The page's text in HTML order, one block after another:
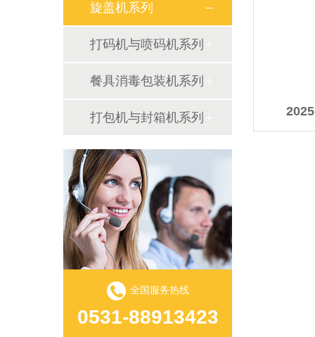
旋盖机系列
打码机与喷码机系列
餐具消毒包装机系列
打包机与封箱机系列
全国服务热线
0531-88913423